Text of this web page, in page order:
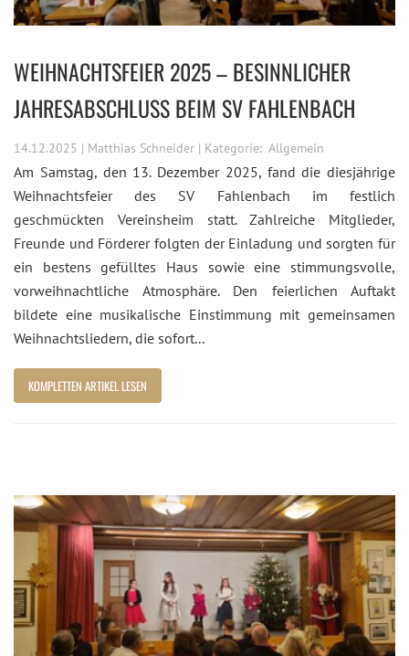
WEIHNACHTSFEIER 2025 – BESINNLICHER
JAHRESABSCHLUSS BEIM SV FAHLENBACH
14.12.2025 | Matthias Schneider | Kategorie: Allgemein
Am Samstag, den 13. Dezember 2025, fand die diesjährige
Weihnachtsfeier des SV Fahlenbach im festlich
geschmückten Vereinsheim statt. Zahlreiche Mitglieder,
Freunde und Förderer folgten der Einladung und sorgten für
ein bestens gefülltes Haus sowie eine stimmungsvolle,
vorweihnachtliche Atmosphäre. Den feierlichen Auftakt
bildete eine musikalische Einstimmung mit gemeinsamen
Weihnachtsliedern, die sofort...
KOMPLETTEN ARTIKEL LESEN